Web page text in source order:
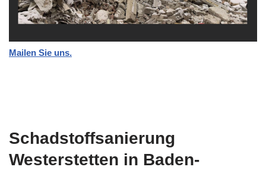
Mailen Sie uns.
Schadstoffsanierung
Westerstetten in Baden-